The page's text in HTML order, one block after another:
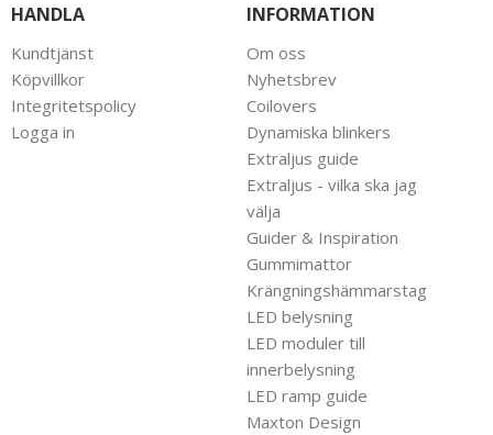
HANDLA
Kundtjänst
Köpvillkor
Integritetspolicy
Logga in
INFORMATION
Om oss
Nyhetsbrev
Coilovers
Dynamiska blinkers
Extraljus guide
Extraljus - vilka ska jag
välja
Guider & Inspiration
Gummimattor
Krängningshämmarstag
LED belysning
LED moduler till
innerbelysning
LED ramp guide
Maxton Design